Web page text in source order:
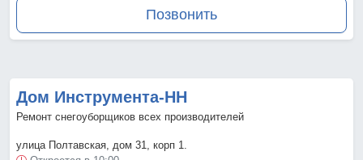
Позвонить
Дом Инструмента-НН
Ремонт снегоуборщиков всех производителей
улица Полтавская, дом 31, корп 1.